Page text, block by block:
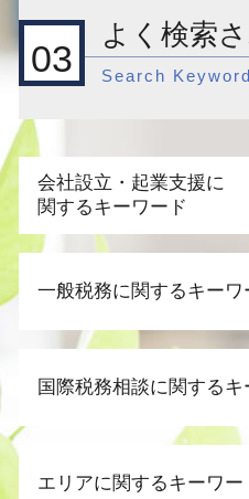
03
よく検索
Search Keyword
会社設立・起業支援に
関するキーワード
会社設立 必要なも
会社設立 運転資金
会社設立 メリット
会社設立 資本金
起業 補助金
一般税務に関するキーワ
相続対策
税務調査 時期 法人
税理士 顧問契約 変
国際税務相談に関するキ
国際税務 相談
エリアに関するキーワー